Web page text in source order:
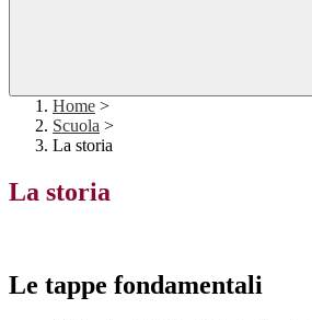
Home >
Scuola >
La storia
La storia
Le tappe fondamentali